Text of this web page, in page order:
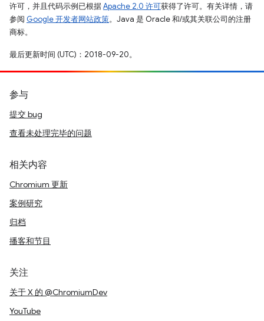
许可，并且代码示例已根据Apache 2.0 许可获得了许可。有关详情，请
参阅 Google 开发者网站政策。Java 是 Oracle 和/或其关联公司的注册
商标。
最后更新时间 (UTC)：2018-09-20。
参与
提交 bug
查看未处理完毕的问题
相关内容
Chromium 更新
案例研究
归档
播客和节目
关注
关于 X 的 @ChromiumDev
YouTube